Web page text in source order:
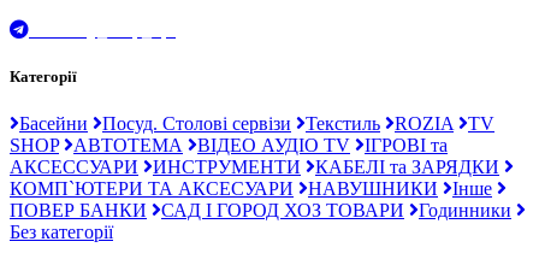
Категорії
Басейни Посуд. Столові сервізи Текстиль ROZIA
TV
SHOP
АВТОТЕМА ВІДЕО АУДІО TV
ІГРОВІ та
АКСЕССУАРИ
ИНСТРУМЕНТИ
КАБЕЛІ та ЗАРЯДКИ
КОМП`ЮТЕРИ ТА АКСЕСУАРИ
НАВУШНИКИ
Інше
ПОВЕР БАНКИ
САД І ГОРОД ХОЗ ТОВАРИ
Годинники
Без категорії